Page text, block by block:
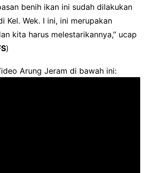
benih ikan ini sudah dilakukan
Kel. Wek. I ini, ini merupakan
kita harus melestarikannya,” ucap
)
Arung Jeram di bawah ini: